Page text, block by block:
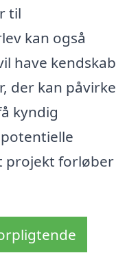
til
kan også
have kendskab
der kan påvirke
kyndig
projekt forløber